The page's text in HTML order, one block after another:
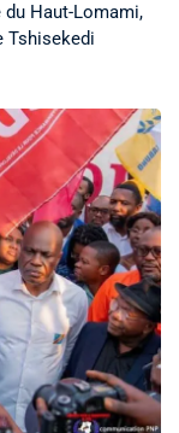
du Haut-Lomami,
Tshisekedi